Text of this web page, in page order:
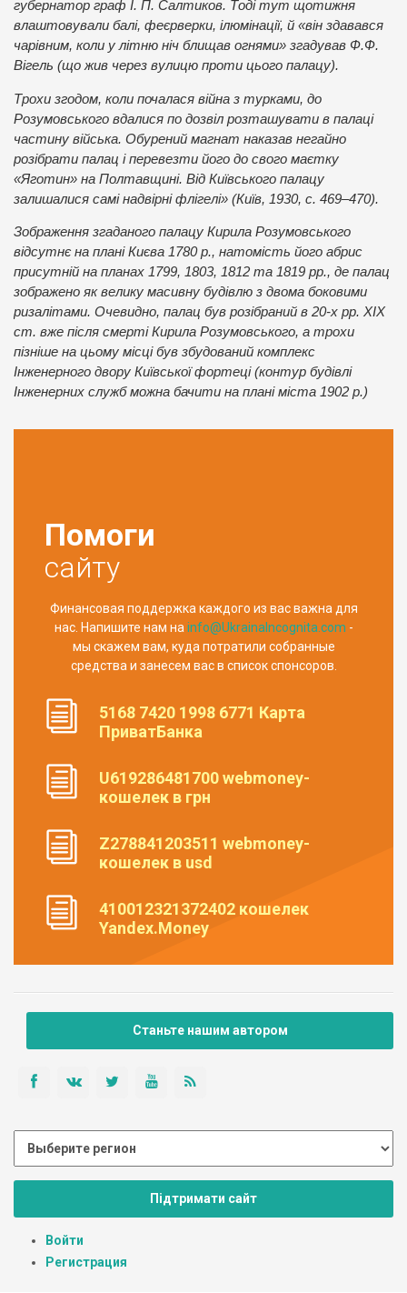
губернатор граф І. П. Салтиков. Тоді тут щотижня
влаштовували балі, феєрверки, ілюмінації, й «він здавався
чарівним, коли у літню ніч блищав огнями» згадував Ф.Ф.
Вігель (що жив через вулицю проти цього палацу).
Трохи згодом, коли почалася війна з турками, до
Розумовського вдалися по дозвіл розташувати в палаці
частину війська. Обурений магнат наказав негайно
розібрати палац і перевезти його до свого маєтку
«Яготин» на Полтавщині. Від Київського палацу
залишалися самі надвірні флігелі» (Київ, 1930, с. 469‒470).
Зображення згаданого палацу Кирила Розумовського
відсутнє на плані Києва 1780 р., натомість його абрис
присутній на планах 1799, 1803, 1812 та 1819 рр., де палац
зображено як велику масивну будівлю з двома боковими
ризалітами. Очевидно, палац був розібраний в 20-х рр. ХІХ
ст. вже після смерті Кирила Розумовського, а трохи
пізніше на цьому місці був збудований комплекс
Інженерного двору Київської фортеці (контур будівлі
Інженерних служб можна бачити на плані міста 1902 р.)
Помоги
сайту
Финансовая поддержка каждого из вас важна для
нас. Напишите нам на info@UkrainaIncognita.com -
мы скажем вам, куда потратили собранные
средства и занесем вас в список спонсоров.
5168 7420 1998 6771 Карта
ПриватБанка
U619286481700 webmoney-
кошелек в грн
Z278841203511 webmoney-
кошелек в usd
410012321372402 кошелек
Yandex.Money
Станьте нашим автором
Підтримати сайт
Войти
Регистрация